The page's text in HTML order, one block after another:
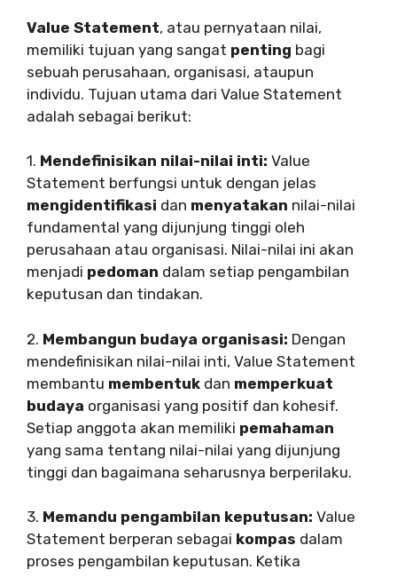
Value Statement, atau pernyataan nilai,
memiliki tujuan yang sangat penting bagi
sebuah perusahaan, organisasi, ataupun
individu. Tujuan utama dari Value Statement
adalah sebagai berikut:
1. Mendefinisikan nilai-nilai inti: Value
Statement berfungsi untuk dengan jelas
mengidentifikasi dan menyatakan nilai-nilai
fundamental yang dijunjung tinggi oleh
perusahaan atau organisasi. Nilai-nilai ini akan
menjadi pedoman dalam setiap pengambilan
keputusan dan tindakan.
2. Membangun budaya organisasi: Dengan
mendefinisikan nilai-nilai inti, Value Statement
membantu membentuk dan memperkuat
budaya organisasi yang positif dan kohesif.
Setiap anggota akan memiliki pemahaman
yang sama tentang nilai-nilai yang dijunjung
tinggi dan bagaimana seharusnya berperilaku.
3. Memandu pengambilan keputusan: Value
Statement berperan sebagai kompas dalam
proses pengambilan keputusan. Ketika